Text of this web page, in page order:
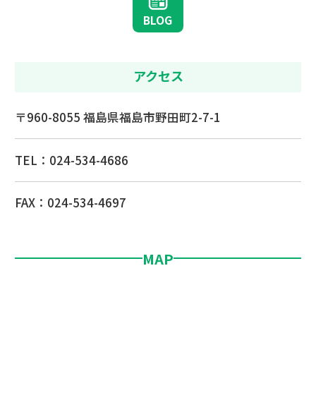
BLOG
アクセス
〒960-8055 福島県福島市野田町2-7-1
TEL： 024-534-4686
FAX：024-534-4697
MAP